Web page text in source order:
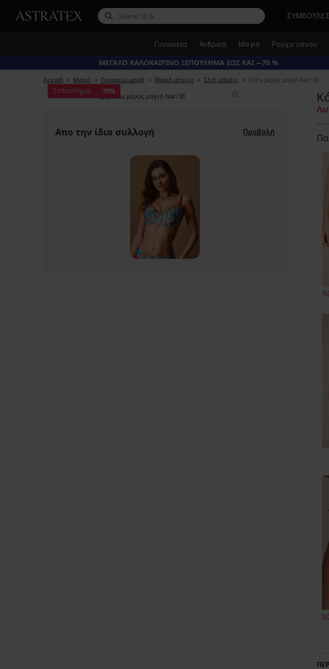
Αναζήτηση
ΣΥΜΒΟΥΛΕΣ
Γυναικεία Ανδρικά Μαγιό Ρούχα ύπνου
ΜΕΓΑΛΟ ΚΑΛΟΚΑΙΡΙΝΟ ΞΕΠΟΥΛΗΜΑ ΕΩΣ ΚΑΙ −70 %
Αρχική Μαγιό Γυναικεία μαγιό Μαγιό μπικίνι Σλιπ μπικίνι Κάτω μέρος μαγιό Nari ΙΙΙ
Ξεπούλημα -70%
Απο την ίδια συλλογή Προβολή